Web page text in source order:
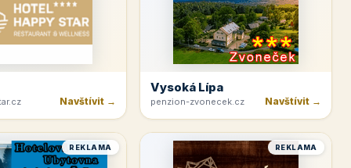
Navštívit →
Vysoká Lípa
penzion-zvonecek.cz Navštívit →
REKLAMA REKLAMA